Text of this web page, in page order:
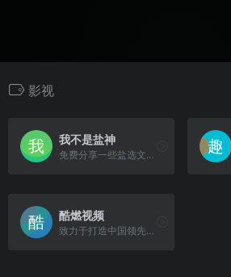
影视
我不是盐神
免费分享一些盐选文章，免费阅读网站
酷燃视频
致力于打造中国领先的优质短节目视频生产、传播、消费一体化平台的在线服务，专注于提供高质量的短视频内容。